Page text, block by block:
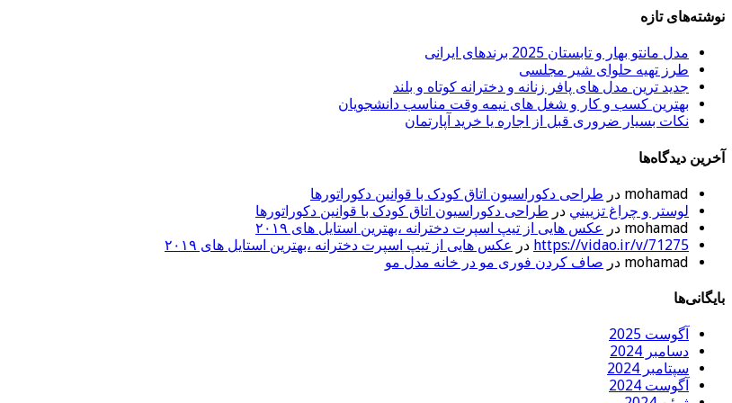
نوشته‌های تازه
مدل مانتو بهار و تابستان 2025 برندهای ایرانی
طرز تهیه حلوای شیر مجلسی
جدید ترین مدل های پافر زنانه و دخترانه کوتاه و بلند
بهترین کسب و کار و شغل های نیمه وقت مناسب دانشجویان
نکات بسیار ضروری قبل از اجاره یا خرید آپارتمان
آخرین دیدگاه‌ها
mohamad در طراحی دکوراسیون اتاق کودک با قوانین دکوراتورها
لوستر و چراغ تزييني در طراحی دکوراسیون اتاق کودک با قوانین دکوراتورها
mohamad در عکس هایی از تیپ اسپرت دخترانه ،بهترین استایل های ۲۰۱۹
https://vidao.ir/v/71275 در عکس هایی از تیپ اسپرت دخترانه ،بهترین استایل های ۲۰۱۹
mohamad در صاف کردن فوری مو در خانه مدل مو
بایگانی‌ها
آگوست 2025
دسامبر 2024
سپتامبر 2024
آگوست 2024